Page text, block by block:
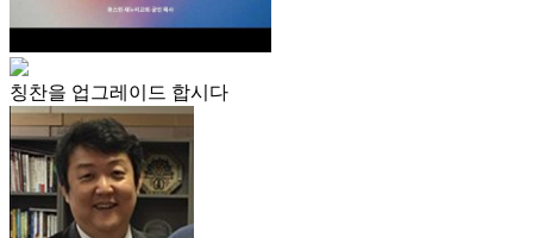
칭찬을 업그레이드 합시다